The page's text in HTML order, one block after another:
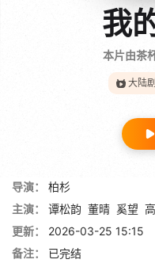
我
本片由茶
大陆剧
导演：
柏杉
主演：
谭松韵 董晴 奚望
更新：
2026-03-25 15:15
备注：
已完结